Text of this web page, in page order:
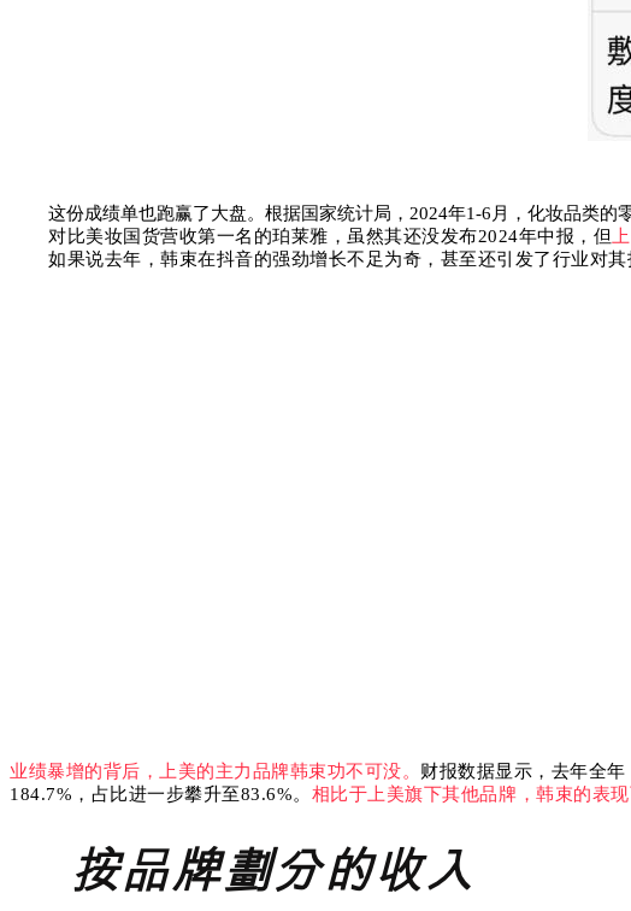
这份成绩单也跑赢了大盘。根据国家统计局，2024年1-6月，化妆品类的
对比美妆国货营收第一名的珀莱雅，虽然其还没发布2024年中报，但
如果说去年，韩束在抖音的强劲增长不足为奇，甚至还引发了行业对
业绩暴增的背后，上美的主力品牌韩束功不可没。 财报数据显示，去年全
184.7%，占比进一步攀升至83.6%。 相比于上美旗下其他品牌，韩束的表